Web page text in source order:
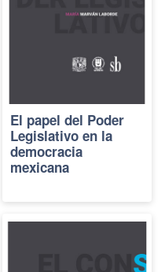
El papel del Poder
Legislativo en la
democracia
mexicana